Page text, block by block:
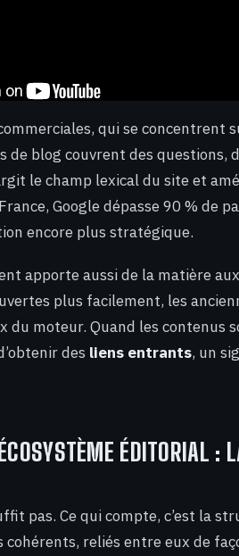
qui se concentrent
blog couvrent des questions,
le champ lexical du site et
Google dépasse 90 % de
encore plus stratégique.
apporte aussi de la matière
plus facilement, les
du moteur. Quand les contenus
des liens entrants, un
ÉDITORIAL :
pas. Ce qui compte, c’est la
cohérents, reliés entre eux de